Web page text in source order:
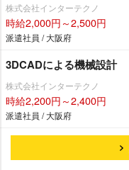
株式会社インターテクノ
時給2,000円～2,500円
派遣社員 / 大阪府
3DCADによる機械設計
株式会社インターテクノ
時給2,200円～2,400円
派遣社員 / 大阪府